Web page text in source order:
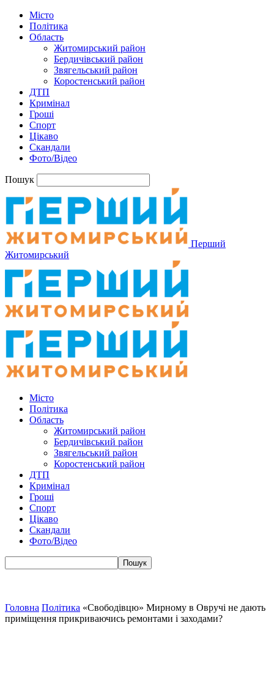
Місто
Політика
Область
Житомирський район
Бердичівський район
Звягельський район
Коростенський район
ДТП
Кримінал
Гроші
Спорт
Цікаво
Скандали
Фото/Відео
Пошук
Перший
Житомирський
Місто
Політика
Область
Житомирський район
Бердичівський район
Звягельський район
Коростенський район
ДТП
Кримінал
Гроші
Спорт
Цікаво
Скандали
Фото/Відео
Головна Політика «Свободівцю» Мирному в Овручі не дають
приміщення прикриваючись ремонтами і заходами?